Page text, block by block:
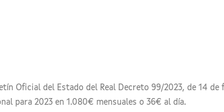
Oficial del Estado del Real Decreto 99/2023, de 14
para 2023 en 1.080€ mensuales o 36€ al día.